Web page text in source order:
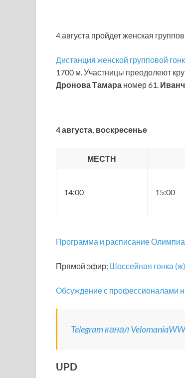
4 августа пройдет женская
Дистанция женской групповой
1700 м. Участницы преодолеют
Дронова Тамара номер 61.
4 августа, воскресенье
МЕСТН
14:00 15:00
Программа и расписание
Прямой эфир: Шоссейная гонка
Обсуждение с профессионалами
Telegram канал VelomaniaWW
UPD